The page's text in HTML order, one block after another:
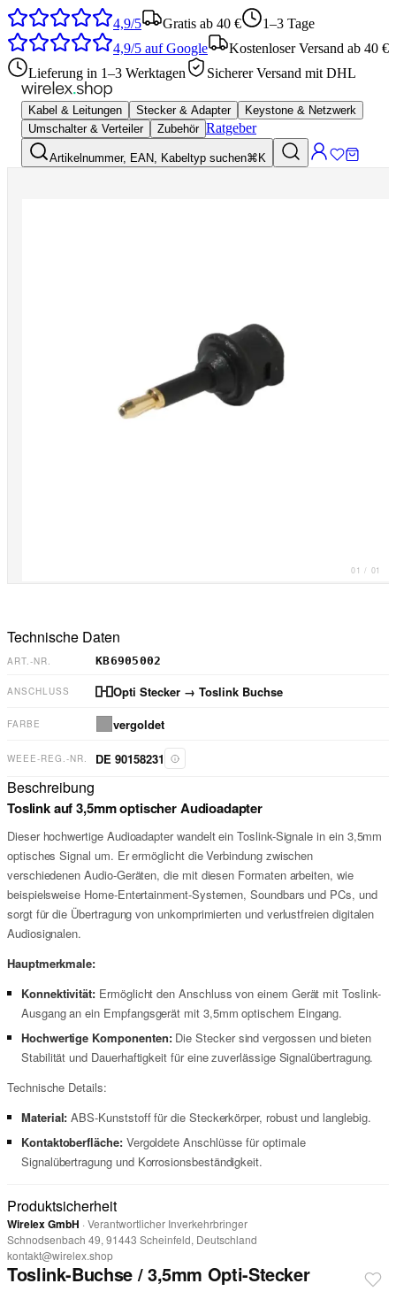
4,9/5 Gratis ab 40 €
1–3 Tage
4,9/5 auf Google
Kostenloser Versand ab 40 €
Lieferung in 1–3 Werktagen
Sicherer Versand mit DHL
Kabel & Leitungen Stecker & Adapter
Keystone & Netzwerk
Umschalter & Verteiler
Zubehör Ratgeber
Artikelnummer, EAN, Kabeltyp suchen⌘K
01 / 01
Technische Daten
ART.-NR. KB6905002
ANSCHLUSS Opti Stecker → Toslink Buchse
FARBE vergoldet
WEEE-REG.-NR. DE 90158231
Beschreibung
Toslink auf 3,5mm optischer Audioadapter
Dieser hochwertige Audioadapter wandelt ein Toslink-Signale in ein 3,5mm
optisches Signal um. Er ermöglicht die Verbindung zwischen
verschiedenen Audio-Geräten, die mit diesen Formaten arbeiten, wie
beispielsweise Home-Entertainment-Systemen, Soundbars und PCs, und
sorgt für die Übertragung von unkomprimierten und verlustfreien digitalen
Audiosignalen.
Hauptmerkmale:
Konnektivität: Ermöglicht den Anschluss von einem Gerät mit Toslink-
Ausgang an ein Empfangsgerät mit 3,5mm optischem Eingang.
Hochwertige Komponenten:Die Stecker sind vergossen und bieten
Stabilität und Dauerhaftigkeit für eine zuverlässige Signalübertragung.
Technische Details:
Material: ABS-Kunststoff für die Steckerkörper, robust und langlebig.
Kontaktoberfläche:Vergoldete Anschlüsse für optimale
Signalübertragung und Korrosionsbeständigkeit.
Produktsicherheit
Wirelex GmbH · Verantwortlicher Inverkehrbringer
Schnodsenbach 49, 91443 Scheinfeld, Deutschland
kontakt@wirelex.shop
Toslink-Buchse / 3,5mm Opti-Stecker